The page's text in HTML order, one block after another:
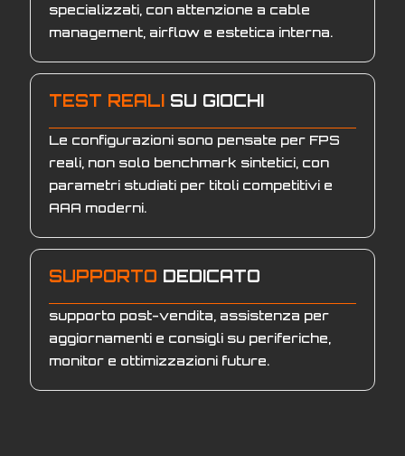
specializzati, con attenzione a cable
management, airflow e estetica interna.
TEST REALI SU GIOCHI
Le configurazioni sono pensate per FPS
reali, non solo benchmark sintetici, con
parametri studiati per titoli competitivi e
AAA moderni.
SUPPORTO DEDICATO
supporto post-vendita, assistenza per
aggiornamenti e consigli su periferiche,
monitor e ottimizzazioni future.